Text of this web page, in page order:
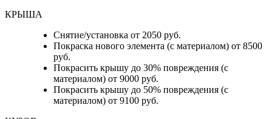
КРЫША
Снятие/установка от 2050 руб.
Покраска нового элемента (с материалом) от 8500
руб.
Покрасить крышу до 30% повреждения (с
материалом) от 9000 руб.
Покрасить крышу до 50% повреждения (с
материалом) от 9100 руб.